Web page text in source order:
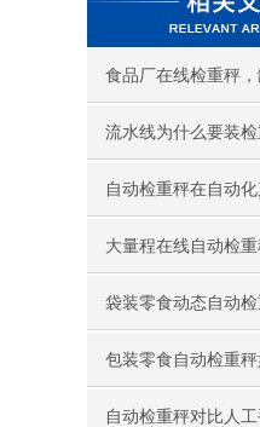
食品厂在线检重秤
动剔除
流水线为什么要装
秤作用与优势
自动检重秤在自动
例
大量程在线自动检
关键作用
袋装零食动态自动
包装零食自动检重
自动检重秤对比人